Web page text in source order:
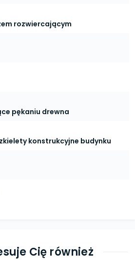
rozwiercającym
pękaniu drewna
konstrukcyjne budynku
Cię również